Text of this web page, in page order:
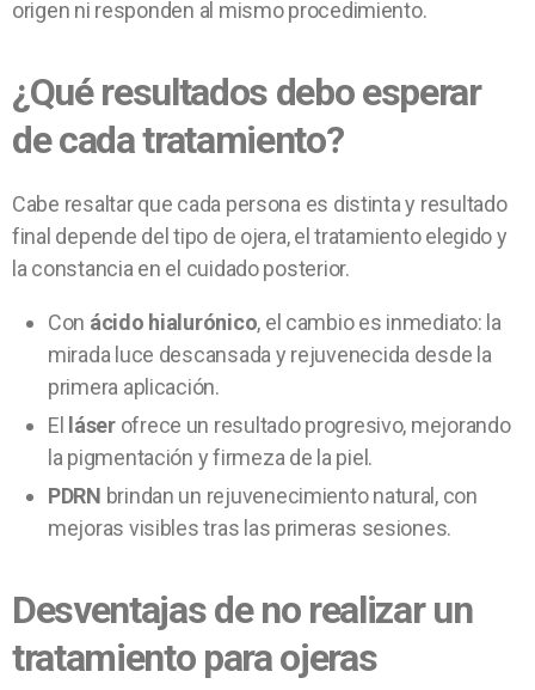
origen ni responden al mismo procedimiento.
¿Qué resultados debo esperar
de cada tratamiento?
Cabe resaltar que cada persona es distinta y resultado
final depende del tipo de ojera, el tratamiento elegido y
la constancia en el cuidado posterior.
Con ácido hialurónico, el cambio es inmediato: la
mirada luce descansada y rejuvenecida desde la
primera aplicación.
El láserofrece un resultado progresivo, mejorando
la pigmentación y firmeza de la piel.
PDRN brindan un rejuvenecimiento natural, con
mejoras visibles tras las primeras sesiones.
Desventajas de no realizar un
tratamiento para ojeras